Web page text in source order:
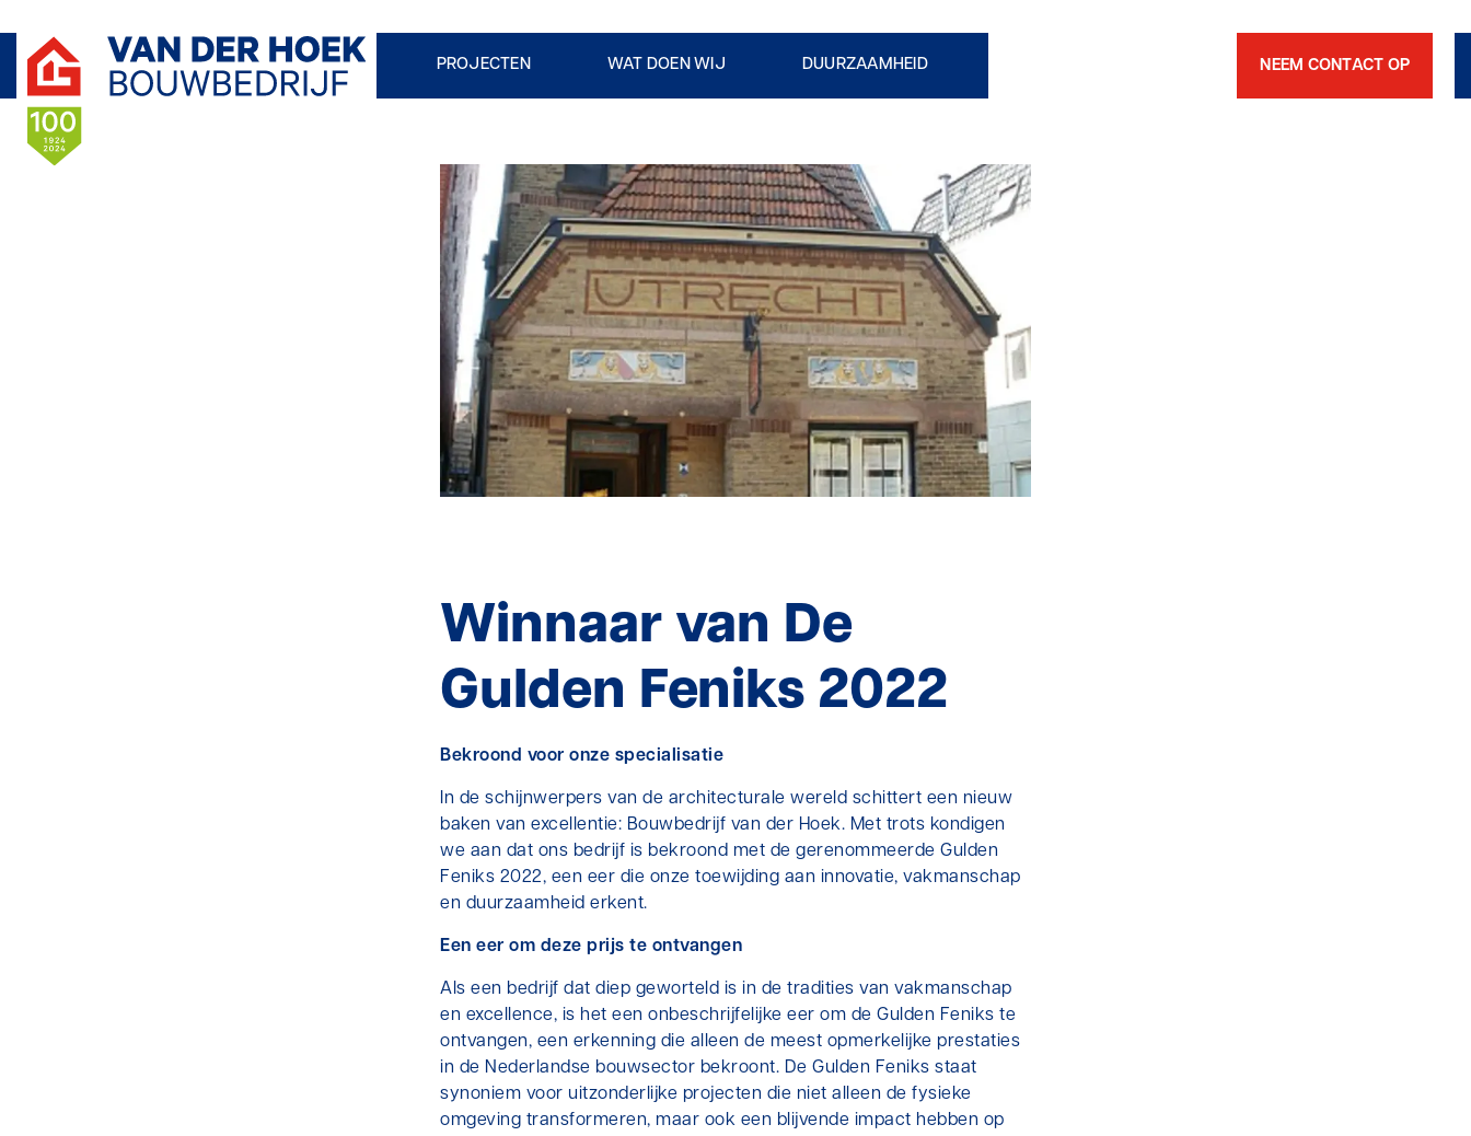
PROJECTEN WAT DOEN WIJ DUURZAAMHEID NEEM CONTACT OP
Winnaar van De
Gulden Feniks 2022
Bekroond voor onze specialisatie
In de schijnwerpers van de architecturale wereld schittert een nieuw
baken van excellentie: Bouwbedrijf van der Hoek. Met trots kondigen
we aan dat ons bedrijf is bekroond met de gerenommeerde Gulden
Feniks 2022, een eer die onze toewijding aan innovatie, vakmanschap
en duurzaamheid erkent.
Een eer om deze prijs te ontvangen
Als een bedrijf dat diep geworteld is in de tradities van vakmanschap
en excellence, is het een onbeschrijfelijke eer om de Gulden Feniks te
ontvangen, een erkenning die alleen de meest opmerkelijke prestaties
in de Nederlandse bouwsector bekroont. De Gulden Feniks staat
synoniem voor uitzonderlijke projecten die niet alleen de fysieke
omgeving transformeren, maar ook een blijvende impact hebben op